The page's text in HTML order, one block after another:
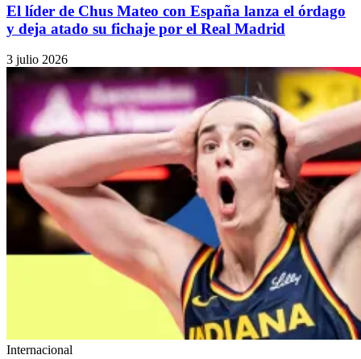
El líder de Chus Mateo con España lanza el órdago
y deja atado su fichaje por el Real Madrid
3 julio 2026
Internacional